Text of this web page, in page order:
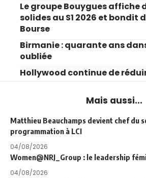
Le groupe Bouygues affiche
solides au S1 2026 et bondit
Bourse
Birmanie : quarante ans
oubliée
Hollywood continue de
Mais aussi...
Matthieu Beauchamps devient chef du
programmation à LCI
04/08/2026
Women@NRJ_Group : le leadership
04/08/2026